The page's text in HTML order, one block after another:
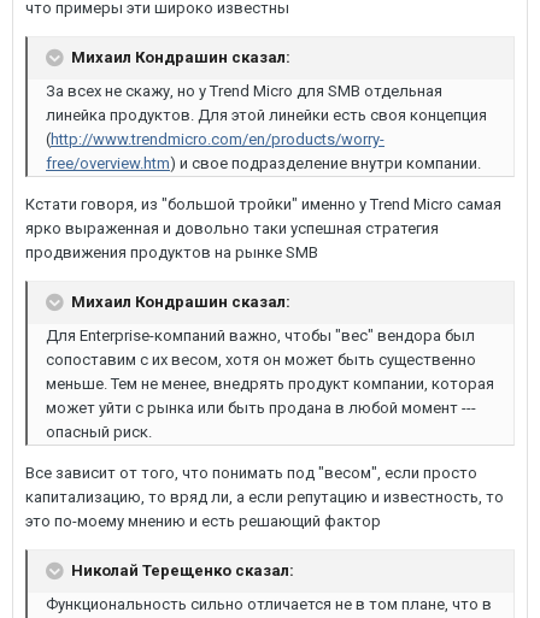
что примеры эти широко известны
Михаил Кондрашин сказал:
За всех не скажу, но у Trend Micro для SMB отдельная
линейка продуктов. Для этой линейки есть своя концепция
(http://www.trendmicro.com/en/products/worry-
free/overview.htm) и свое подразделение внутри компании.
Кстати говоря, из "большой тройки" именно у Trend Micro самая
ярко выраженная и довольно таки успешная стратегия
продвижения продуктов на рынке SMB
Михаил Кондрашин сказал:
Для Enterprise-компаний важно, чтобы "вес" вендора был
сопоставим с их весом, хотя он может быть существенно
меньше. Тем не менее, внедрять продукт компании, которая
может уйти с рынка или быть продана в любой момент ---
опасный риск.
Все зависит от того, что понимать под "весом", если просто
капитализацию, то вряд ли, а если репутацию и известность, то
это по-моему мнению и есть решающий фактор
Николай Терещенко сказал:
Функциональность сильно отличается не в том плане, что в